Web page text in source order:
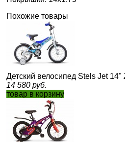
Похожие товары
Детский велосипед Stels Jet 14"
14 580 руб.
товар в корзину